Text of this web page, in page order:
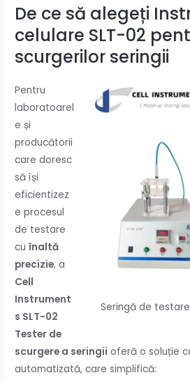
De ce să alegeți
celulare SLT-02
scurgerilor seringii
Seringă de
Pentru
laboratoarel
e și
producătorii
care doresc
să își
eficientizez
e procesul
de testare
cuînaltă
precizie, a
Cell
Instrument
s SLT-02
Tester de
scurgere a seringii oferă o soluție
automatizată, care simplifică: